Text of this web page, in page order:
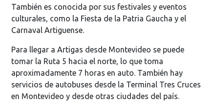
También es conocida por sus festivales y eventos
culturales, como la Fiesta de la Patria Gaucha y el
Carnaval Artiguense.
Para llegar a Artigas desde Montevideo se puede
tomar la Ruta 5 hacia el norte, lo que toma
aproximadamente 7 horas en auto. También hay
servicios de autobuses desde la Terminal Tres Cruces
en Montevideo y desde otras ciudades del país.